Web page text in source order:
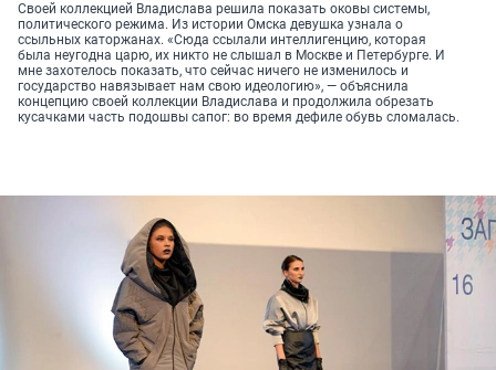
Своей коллекцией Владислава решила показать оковы системы,
политического режима. Из истории Омска девушка узнала о
ссыльных каторжанах. «Сюда ссылали интеллигенцию, которая
была неугодна царю, их никто не слышал в Москве и Петербурге. И
мне захотелось показать, что сейчас ничего не изменилось и
государство навязывает нам свою идеологию», — объяснила
концепцию своей коллекции Владислава и продолжила обрезать
кусачками часть подошвы сапог: во время дефиле обувь сломалась.